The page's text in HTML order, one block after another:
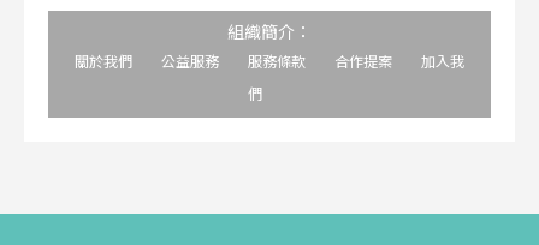
組織簡介：
關於我們 公益服務 服務條款 合作提案
加入我
們